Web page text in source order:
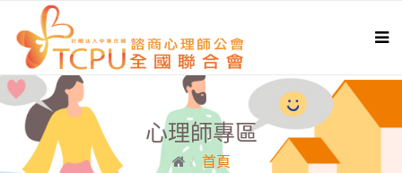
心理師專區
首頁